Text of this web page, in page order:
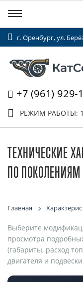
г. Оренбург, ул.
+7 (961) 929-
РЕЖИМ РАБОТЫ:
ТЕХНИЧЕСКИЕ
ПО ПОКОЛЕНИЯМ
Главная
Выберите
просмотра
(габариты, расход
двигателя и